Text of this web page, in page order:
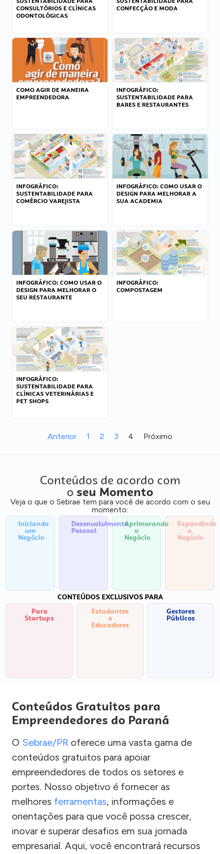
CONSULTÓRIOS E CLÍNICAS
ODONTOLÓGICAS
CONFECÇÃO E MODA
COMO AGIR DE MANEIRA
EMPREENDEDORA
INFOGRÁFICO:
SUSTENTABILIDADE PARA
BARES E RESTAURANTES
INFOGRÁFICO:
SUSTENTABILIDADE PARA
COMÉRCIO VAREJISTA
INFOGRÁFICO: COMO USAR O
DESIGN PARA MELHORAR A
SUA ACADEMIA
INFOGRÁFICO: COMO USAR O
DESIGN PARA MELHORAR O
SEU RESTAURANTE
INFOGRÁFICO:
COMPOSTAGEM
INFOGRÁFICO:
SUSTENTABILIDADE PARA
CLÍNICAS VETERINÁRIAS E
PET SHOPS
Anterior 1 2 3 4 Próximo
Conteúdos de acordo com
o seu Momento
Veja o que o Sebrae tem para você de acordo com o seu
momento:
Iniciando
um
Negócio
Desenvolvimento
Pessoal
Aprimorando
o
Negócio
Expandindo
o
Negócio
CONTEÚDOS EXCLUSIVOS PARA
Para
Startups
Estudantes
e
Educadores
Gestores
Públicos
Conteúdos Gratuitos para
Empreendedores do Paraná
O Sebrae/PR oferece uma vasta gama de
conteúdos gratuitos para apoiar
empreendedores de todos os setores e
portes. Nosso objetivo é fornecer as
melhores ferramentas, informações e
orientações para que você possa crescer,
inovar e superar desafios em sua jornada
empresarial. Aqui, você encontrará recursos